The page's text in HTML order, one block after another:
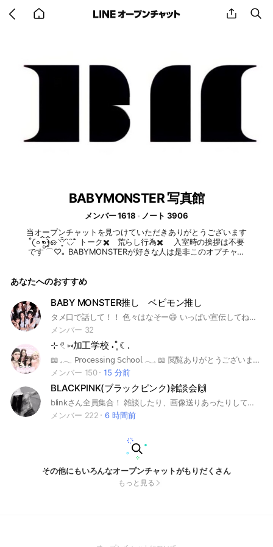
back share
BABYMONSTER 写真館
メンバー 1618
ノート 3906
当オープンチャットを見つけていただきありがとうございます‎
ꧦ𛰙᭜𖫴𖫰𖫱𖫳𖫲𖫲𖫳𖫴𖫰𖫱꛰ ᭜𖫴𖫰𖫱𖫳𖫲𖫲𖫳𖫴𖫰𖫱꛰ީᩝ𛰚ഒ·⸌̟͂̋⸍̑⸜̑⸝͂ ໋ トーク✖️ 荒らし行為✖️ 入室時の挨拶は不要
です ⌒♡｡ BABYMONSTERが好きな人は是非このオプチャで
あなたへのおすすめ
BABY MONSTER推し ベビモン推し
タメ口で話して！！ 色々はなそー😄 いっぱい宣伝してねー #ベビモン #アヒョン #ローラ #チキータ #ラミ #パリタ #ルカ #アサ #おすすめのりだい
メンバー 32
⊹ 𓏲 ⑅加工学校 ˖˚ֶ ִֶ☾.
📖 𓈒𓂃 𝖯𝗋𝗈𝖼𝖾𝗌𝗌𝗂𝗇𝗀 𝖲𝖼𝗁𝗈𝗈𝗅 𓂃𓈒 📖 閲覧ありがとうございます 𓍯 校長のシュナです 🍀ྀི ꔫ･--･ꔫ･--･ꔫ･--･ꔫ･--･ꔫ･--･ꔫ ここはみんな優しくて 加工もちょ〜ゼツ可愛イ学校です .꣑୧︎︎.⋆ 元々190人ほどいた加工学校ですが 今は右肩下がり.. ᐡ• ·̭ •̥ᐡ そこで...！ 𓊆 𓈒𓂃 今なんと加工ガ貰えちゃウ 𓂃𓈒 𓊇 🎀 𝖤𝗏𝖾𝗇𝗍 𝗁𝗈𝗅𝖽𝗂𝗇𝗀 🎀 ここまで見てくれたなら 入ってくれますよね？ ꒰ ྀི ∩⸝⸝∩ ꒱ 承認めっちゃ早いです！ 中で待っています ⋆౨ৎ⏦ﾟ♡︎ ꔫ･--･ꔫ･--･ꔫ･--･ꔫ･--･ꔫ･--･ꔫ 𓊆 𝖲𝖾𝗍𝗍𝗅𝖾𝖽 𓊇 𝟤𝟢𝟤𝟧 𝟢𝟦/𝟢𝟣 🏷 𝖧𝖺𝗌𝗁𝗍𝖺𝗀 𓂃𓈒 𓂂𓏸 #BLACKPINK#Kep1er#NewJeans#ITZY#ME:I#TWICE#BABYMONSTER#fromis_9#ILLIT#NiziU#IVE#NMIXX#aespa#LE SSERAFIM#KISS OF LIFE#tripleS#MADEIN#SAY MY NAME#FIFTYFIFTY#IZ*ONE#MAMAMOO#OHMYGIRL#RedVelvet#(G)IDLE#KARA#少女時代#VIVIZ#STAYC #Hearts2Hearts#ALPHA DRIVE ONE#kickflip#WannaOne#RIIZE#TWS#JO1#INI#BOYNEXTDOOR#ZEROBASEONE#NCTWISH#&TEAM#NEXZ#EVNNE#AMPERS&ONE#ALL(H)OURS#WHIB#ENHYPEN#TREASURE#NCTDREAM#NCT127#WayV#StrayKids#TXT#ATEEZ#THEBOYZ#SEVENTEEN#P1Harmony#WEi#BAE173#DRIPPIN#EPEX#TEMPEST#YOUNITE#TNX#BTS#ASTRO#iKON#WINNER#DAY6#PENTAGON#SF9#VICTON#GoldenChild#ONF#VERIVERY#ONEUS#AB6IX#CIX#EXO#BTS
メンバー 150
15 分前
BLACKPINK(ブラックピンク)雑談会🙌
blinkさん全員集合！ 雑談したり、画像送りあったりしています🙌 下記のグループにも是非ご参加ください "blackpink情報サイト※挨拶、雑談🈲" https://line.me/ti/g2/HeIpZ20UOxSbIzgqwkASEyIHhGrz7Z8oC4S6OQ?utm_source=inv
メンバー 222
6 時間前
その他にもいろんなオープンチャットがもりだくさん
もっと見る